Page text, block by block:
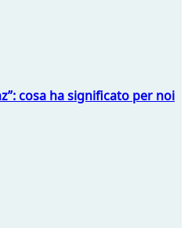
cosa ha significato per noi